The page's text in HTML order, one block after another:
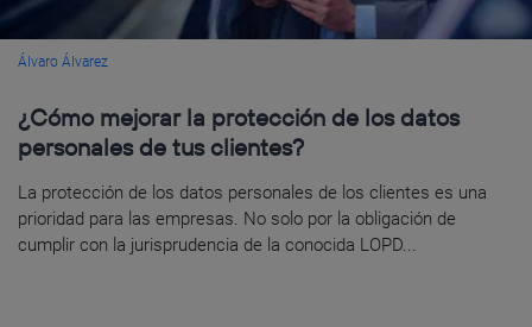
Álvaro Álvarez
¿Cómo mejorar la protección de los datos
personales de tus clientes?
La protección de los datos personales de los clientes es una
prioridad para las empresas. No solo por la obligación de
cumplir con la jurisprudencia de la conocida LOPD...